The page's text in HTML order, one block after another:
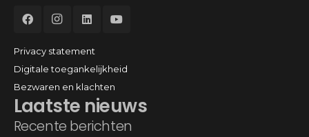
Laatste nieuws
Recente berichten
Privacy statement
Digitale toegankelijkheid
Bezwaren en klachten